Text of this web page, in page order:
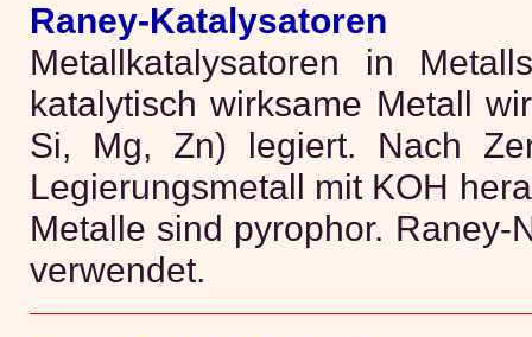
Raney-Katalysatoren
Metallkatalysatoren in
katalytisch wirksame Metall
Si, Mg, Zn) legiert. Nach
Legierungsmetall mit KOH
Metalle sind pyrophor. Raney-
verwendet.